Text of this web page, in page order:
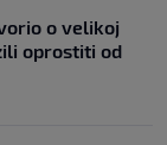
o velikoj
oprostiti od